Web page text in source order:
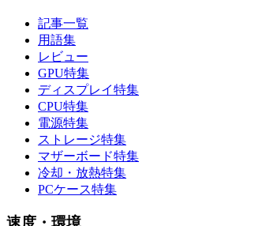
記事一覧
用語集
レビュー
GPU特集
ディスプレイ特集
CPU特集
電源特集
ストレージ特集
マザーボード特集
冷却・放熱特集
PCケース特集